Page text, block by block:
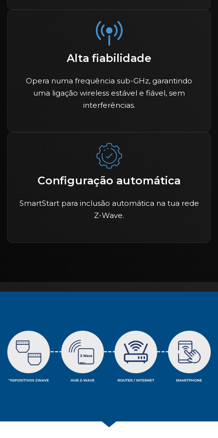
Alta fiabilidade
Opera numa frequência sub-GHz, garantindo
uma ligação wireless estável e fiável, sem
interferências.
Configuração automática
SmartStart para inclusão automática na tua rede
Z-Wave.